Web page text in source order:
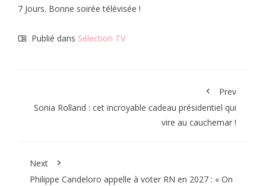
7 Jours. Bonne soirée télévisée !
Publié dans Sélection TV
Prev
Sonia Rolland : cet incroyable cadeau présidentiel qui
vire au cauchemar !
Next
Philippe Candeloro appelle à voter RN en 2027 : « On